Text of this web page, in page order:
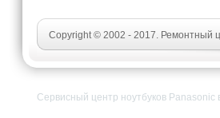
Copyright © 2002 - 2017. Ремонтный
Сервисный центр ноутбуков Panasonic